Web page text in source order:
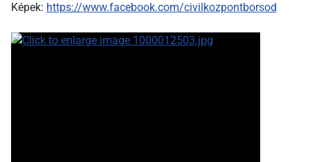
Képek: https://www.facebook.com/civilkozpontborsod